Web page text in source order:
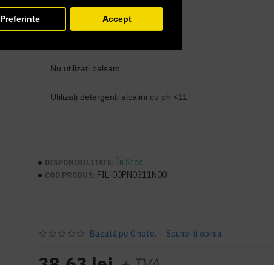
Preferinte Accept
Nu călcați
Nu utilizați balsam
Utilizați detergenți alcalini cu ph <11
DISPONIBILITATE: În Stoc
COD PRODUS: FIL-00PN0311N00
Bazată pe 0 note. - Spune-ţi opinia